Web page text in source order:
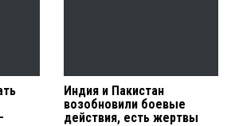
Индия и Пакистан
возобновили боевые
действия, есть жертвы